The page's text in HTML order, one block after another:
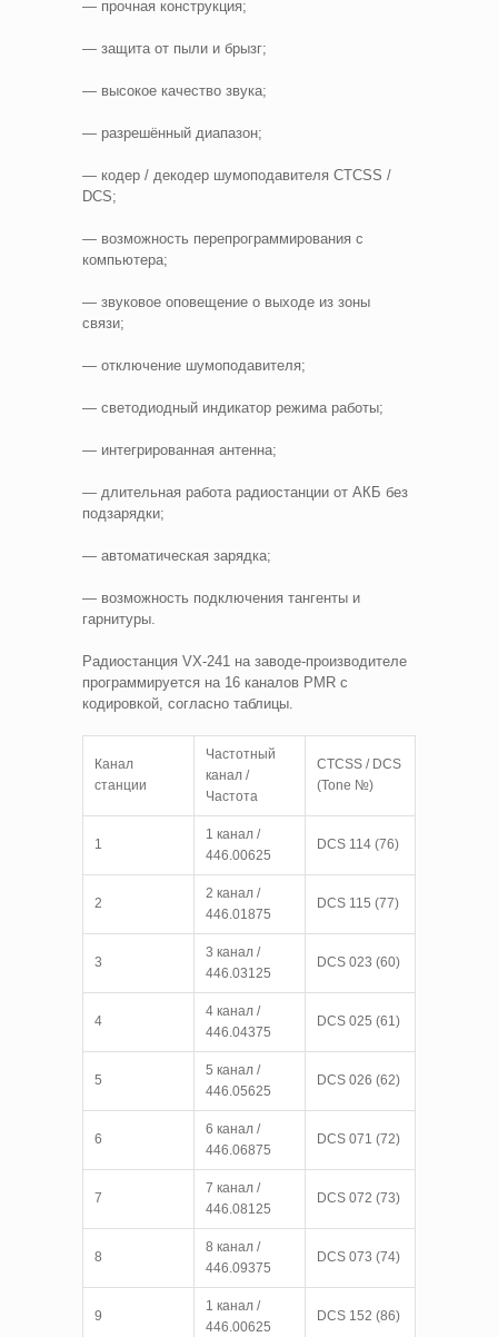
— прочная конструкция;
— защита от пыли и брызг;
— высокое качество звука;
— разрешённый диапазон;
— кодер / декодер шумоподавителя CTCSS /
DCS;
— возможность перепрограммирования с
компьютера;
— звуковое оповещение о выходе из зоны
связи;
— отключение шумоподавителя;
— светодиодный индикатор режима работы;
— интегрированная антенна;
— длительная работа радиостанции от АКБ без
подзарядки;
— автоматическая зарядка;
— возможность подключения тангенты и
гарнитуры.
Радиостанция VX-241 на заводе-производителе
программируется на 16 каналов PMR с
кодировкой, согласно таблицы.
Канал
станции
Частотный
канал /
Частота
CTCSS / DCS
(Tone №)
1
1 канал /
446.00625
DCS 114 (76)
2
2 канал /
446.01875
DCS 115 (77)
3
3 канал /
446.03125
DCS 023 (60)
4
4 канал /
446.04375
DCS 025 (61)
5
5 канал /
446.05625
DCS 026 (62)
6
6 канал /
446.06875
DCS 071 (72)
7
7 канал /
446.08125
DCS 072 (73)
8
8 канал /
446.09375
DCS 073 (74)
9
1 канал /
446.00625
DCS 152 (86)